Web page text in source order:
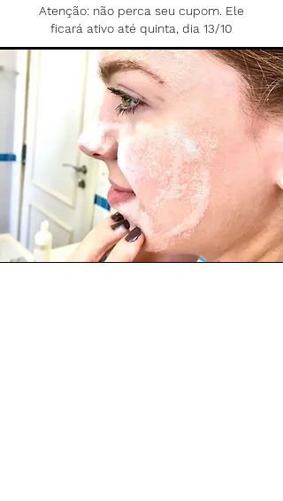
Atenção: não perca seu cupom. Ele
ficará ativo até quinta, dia 13/10